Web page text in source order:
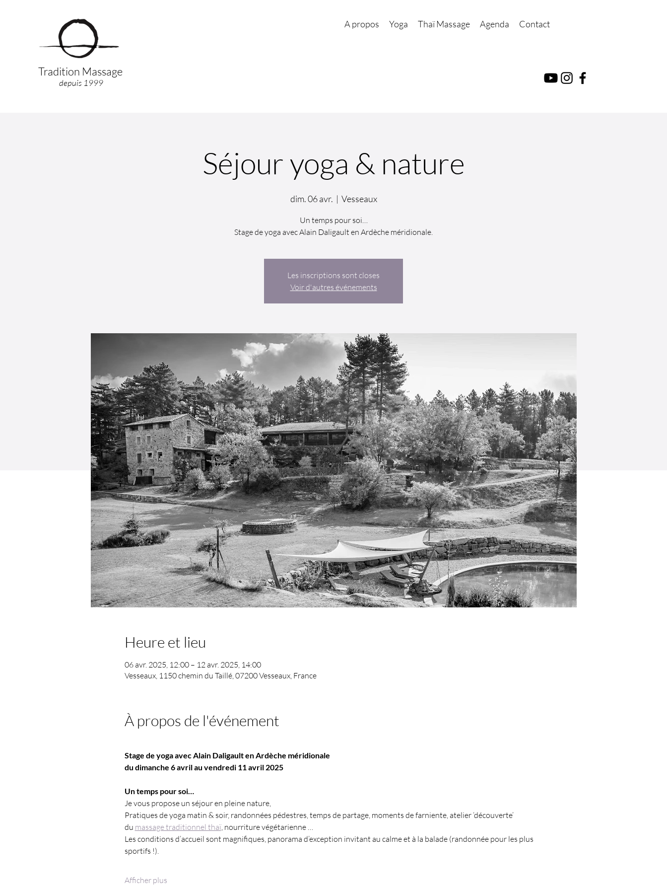
Tradition Massage
depuis 1999
A propos Yoga Thaï Massage Agenda Contact
Séjour yoga & nature
dim. 06 avr.
  |
Vesseaux
Un temps pour soi…
Stage de yoga avec Alain Daligault en Ardèche méridionale.
Les inscriptions sont closes
Voir d'autres événements
Heure et lieu
06 avr. 2025, 12:00 – 12 avr. 2025, 14:00
Vesseaux, 1150 chemin du Taillé, 07200 Vesseaux, France
À propos de l'événement
Stage de yoga avec Alain Daligault en Ardèche méridionale
du dimanche 6 avril au vendredi 11 avril 2025
Un temps pour soi…
Je vous propose un séjour en pleine nature,
Pratiques de yoga matin & soir, randonnées pédestres, temps de partage, moments de farniente, atelier ‘découverte’
du massage traditionnel thaï, nourriture végétarienne …
Les conditions d’accueil sont magnifiques, panorama d’exception invitant au calme et à la balade (randonnée pour les plus
sportifs !).
Afficher plus